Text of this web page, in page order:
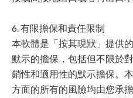
6. 有限擔保和責任限制
本軟體是「按其現狀」提供
默示的擔保，包括但不限於
銷性和適用性的默示擔保。
方面的所有的風險均由您承